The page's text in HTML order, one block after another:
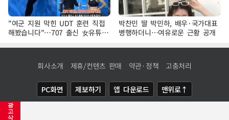
광
고
삭
"여군 지원 막힌 UDT 훈련 직접
해봤습니다"…707 출신 女유튜버
'완벽 소화'
박찬민 딸 박민하, 배우·국가대표
병행하더니…여유로운 근황 공개
회사소개 제휴/컨텐츠 판매 약관·정책 고충처리
PC화면 제보하기 앱 다운로드 맨위로↑